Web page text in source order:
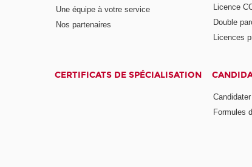
Une équipe à votre service
Nos partenaires
Licence
Double
Licences
CERTIFICATS DE SPÉCIALISATION
Formules